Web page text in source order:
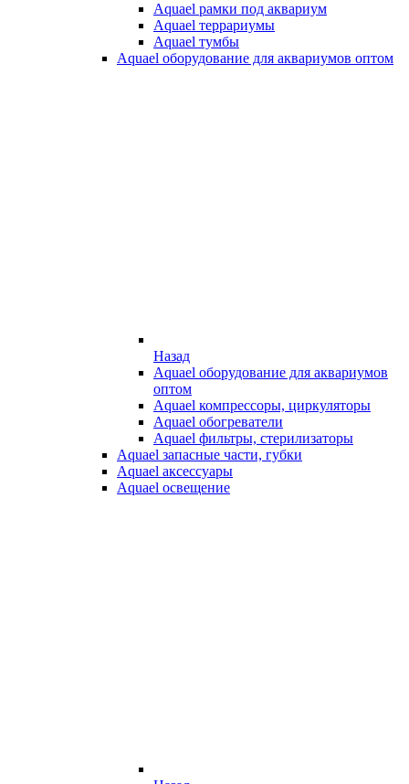
Aquael рамки под аквариум
Aquael террариумы
Aquael тумбы
Aquael оборудование для аквариумов оптом
Назад
Aquael оборудование для аквариумов
оптом
Aquael компрессоры, циркуляторы
Aquael обогреватели
Aquael фильтры, стерилизаторы
Aquael запасные части, губки
Aquael аксессуары
Aquael освещение